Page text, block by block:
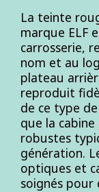
La teinte
marque ELF
carrosserie,
nom et au
plateau
reproduit
de ce type
que la
robustes
génération.
optiques et
soignés pour